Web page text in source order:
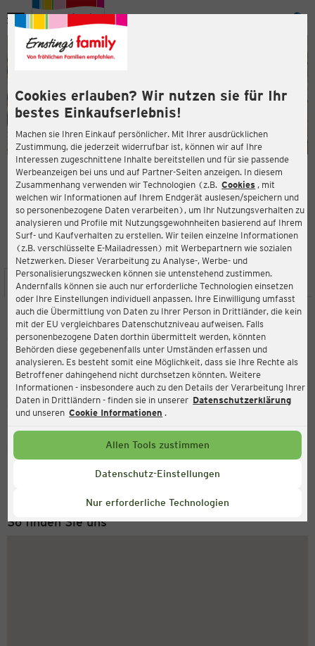
Cookies erlauben? Wir nutzen sie für Ihr
bestes Einkaufserlebnis!
Machen sie Ihren Einkauf persönlicher. Mit Ihrer ausdrücklichen
Zustimmung, die jederzeit widerrufbar ist, können wir auf Ihre
Interessen zugeschnittene Inhalte bereitstellen und für sie passende
Werbeanzeigen bei uns und auf Partner-Seiten anzeigen. In diesem
Zusammenhang verwenden wir Technologien (z.B. Cookies , mit
welchen wir Informationen auf Ihrem Endgerät auslesen/speichern und
so personenbezogene Daten verarbeiten), um Ihr Nutzungsverhalten zu
analysieren und Profile mit Nutzungsgewohnheiten basierend auf Ihrem
Surf- und Kaufverhalten zu erstellen. Wir teilen einzelne Informationen
(z.B. verschlüsselte E-Mailadressen) mit Werbepartnern wie sozialen
Netzwerken. Dieser Verarbeitung zu Analyse-, Werbe- und
Personalisierungszwecken können sie untenstehend zustimmen.
Andernfalls können sie auch nur erforderliche Technologien einsetzen
oder Ihre Einstellungen individuell anpassen. Ihre Einwilligung umfasst
auch die Übermittlung von Daten zu Ihrer Person in Drittländer, die kein
mit der EU vergleichbares Datenschutzniveau aufweisen. Falls
personenbezogene Daten dorthin übermittelt werden, könnten
Behörden diese gegebenenfalls unter Umständen erfassen und
analysieren. Es besteht somit eine Möglichkeit, dass sie Ihre Rechte als
Betroffener dahingehend nicht durchsetzen könnten. Weitere
Informationen - insbesondere auch zu den Details der Verarbeitung Ihrer
Daten in Drittländern - finden sie in unserer Datenschutzerklärung
und unseren Cookie Informationen .
Allen Tools zustimmen
Datenschutz-Einstellungen
Nur erforderliche Technologien
Menü
ERNSTING'S FAMILY FILIALE
Mühlendamm 1
24113 Kiel
3,6
Bewertung:
STANDORT SERVICES SORTIMENT AKTIONEN
Ernsting's family
Mühlendamm 1, 24113 Kiel
Aktuell:
Geschlossen
Service Hotline
+49 (0) 2546 / 98 999 98
So finden Sie uns